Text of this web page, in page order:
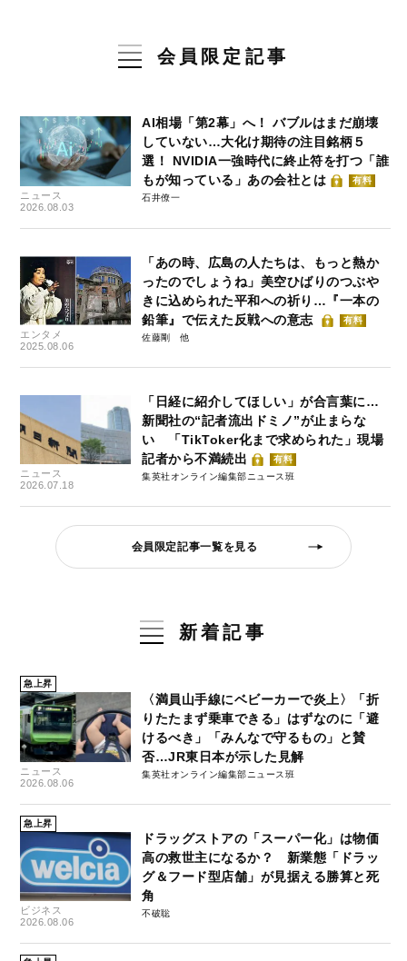
会員限定記事
ニュース
2026.08.03
AI相場「第2幕」へ！ バブルはまだ崩壊
していない…大化け期待の注目銘柄５
選！ NVIDIA一強時代に終止符を打つ「誰
もが知っている」あの会社とは
有料
石井僚一
エンタメ
2025.08.06
「あの時、広島の人たちは、もっと熱か
ったのでしょうね」美空ひばりのつぶや
きに込められた平和への祈り…『一本の
鉛筆』で伝えた反戦への意志
有料
佐藤剛
ニュース
2026.07.18
「日経に紹介してほしい」が合言葉に…
新聞社の“記者流出ドミノ”が止まらな
い 「TikToker化まで求められた」現場
記者から不満続出
有料
集英社オンライン編集部ニュース班
会員限定記事一覧を見る
新着記事
急上昇
ニュース
2026.08.06
〈満員山手線にベビーカーで炎上〉「折
りたたまず乗車できる」はずなのに「避
けるべき」「みんなで守るもの」と賛
否…JR東日本が示した見解
集英社オンライン編集部ニュース班
急上昇
ビジネス
2026.08.06
ドラッグストアの「スーパー化」は物価
高の救世主になるか？ 新業態「ドラッ
グ＆フード型店舗」が見据える勝算と死
角
不破聡